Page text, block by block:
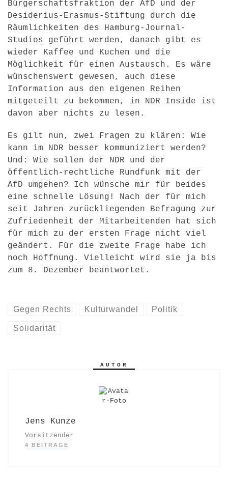
Bürgerschaftsfraktion der AfD und der
Desiderius-Erasmus-Stiftung durch die
Räumlichkeiten des Hamburg-Journal-
Studios geführt werden, danach gibt es
wieder Kaffee und Kuchen und die
Möglichkeit für einen Austausch. Es wäre
wünschenswert gewesen, auch diese
Information aus den eigenen Reihen
mitgeteilt zu bekommen, in NDR Inside ist
davon aber nichts zu lesen.
Es gilt nun, zwei Fragen zu klären: Wie
kann im NDR besser kommuniziert werden?
Und: Wie sollen der NDR und der
öffentlich-rechtliche Rundfunk mit der
AfD umgehen? Ich wünsche mir für beides
eine schnelle Lösung! Nach der für mich
seit Jahren zurückliegenden Befragung zur
Zufriedenheit der Mitarbeitenden hat sich
für mich zu der ersten Frage nicht viel
geändert. Für die zweite Frage habe ich
noch Hoffnung. Vielleicht wird sie ja bis
zum 8. Dezember beantwortet.
Gegen Rechts Kulturwandel Politik
Solidarität
AUTOR
Jens Kunze
Vorsitzender
4 BEITRÄGE